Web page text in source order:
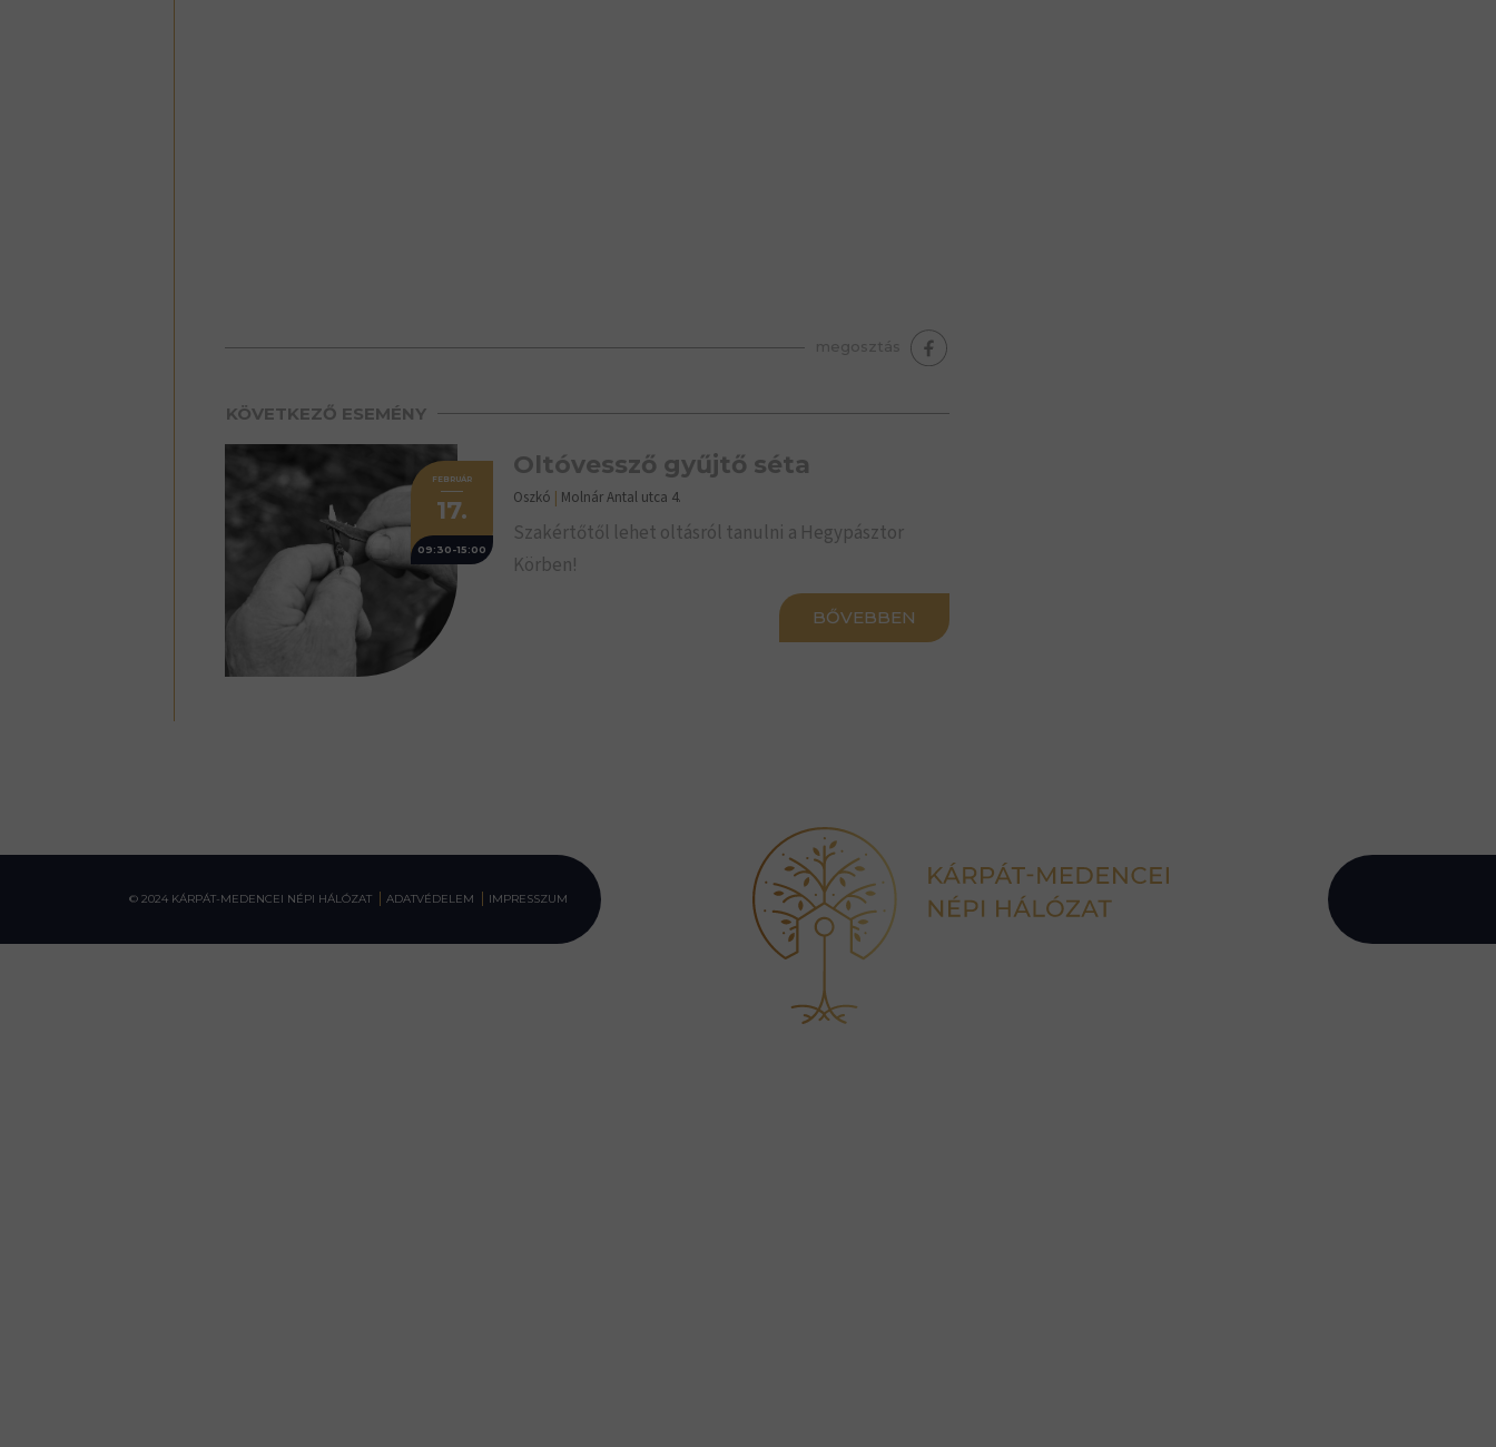
megosztás
KÖVETKEZŐ ESEMÉNY
FEBRUÁR
17.
09:30-15:00
Oltóvessző gyűjtő séta
Oszkó | Molnár Antal utca 4.
Szakértőtől lehet oltásról tanulni a Hegypásztor
Körben!
BŐVEBBEN
© 2024 KÁRPÁT-MEDENCEI NÉPI HÁLÓZAT ADATVÉDELEM IMPRESSZUM